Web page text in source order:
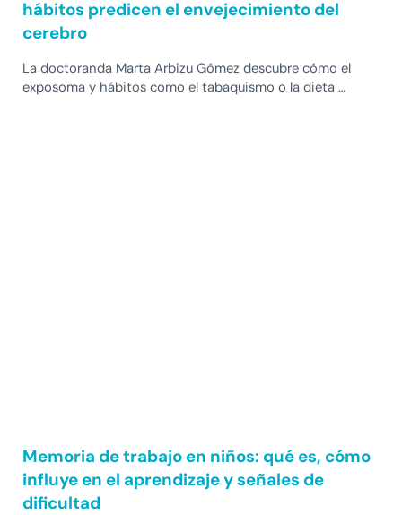
hábitos predicen el envejecimiento del
cerebro
La doctoranda Marta Arbizu Gómez descubre cómo el
exposoma y hábitos como el tabaquismo o la dieta …
Memoria de trabajo en niños: qué es, cómo
influye en el aprendizaje y señales de
dificultad